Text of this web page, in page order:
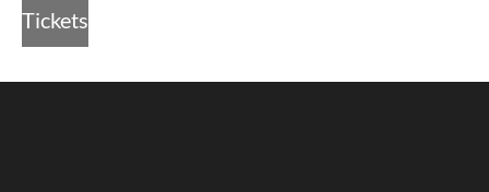
Tickets